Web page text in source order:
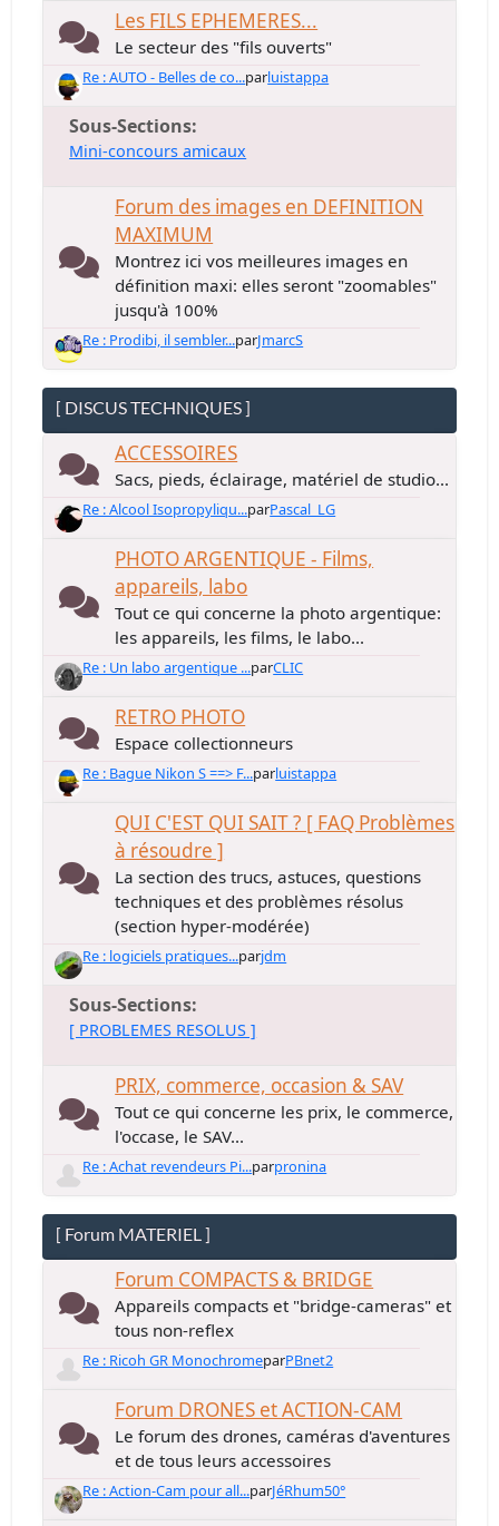
Les FILS EPHEMERES...
Le secteur des "fils ouverts"
Re : AUTO - Belles de co...parluistappa
Sous-Sections
Mini-concours amicaux
Forum des images en DEFINITION
MAXIMUM
Montrez ici vos meilleures images en
définition maxi: elles seront "zoomables"
jusqu'à 100%
Re : Prodibi, il sembler...parJmarcS
[ DISCUS TECHNIQUES ]
ACCESSOIRES
Sacs, pieds, éclairage, matériel de studio...
Re : Alcool Isopropyliqu...parPascal_LG
PHOTO ARGENTIQUE - Films,
appareils, labo
Tout ce qui concerne la photo argentique:
les appareils, les films, le labo...
Re : Un labo argentique ...parCLIC
RETRO PHOTO
Espace collectionneurs
Re : Bague Nikon S ==> F...parluistappa
QUI C'EST QUI SAIT ? [ FAQ Problèmes
à résoudre ]
La section des trucs, astuces, questions
techniques et des problèmes résolus
(section hyper-modérée)
Re : logiciels pratiques...parjdm
Sous-Sections
[ PROBLEMES RESOLUS ]
PRIX, commerce, occasion & SAV
Tout ce qui concerne les prix, le commerce,
l'occase, le SAV...
Re : Achat revendeurs Pi...parpronina
[ Forum MATERIEL ]
Forum COMPACTS & BRIDGE
Appareils compacts et "bridge-cameras" et
tous non-reflex
Re : Ricoh GR MonochromeparPBnet2
Forum DRONES et ACTION-CAM
Le forum des drones, caméras d'aventures
et de tous leurs accessoires
Re : Action-Cam pour all...parJéRhum50°